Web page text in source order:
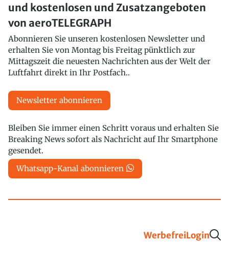
und kostenlosen und Zusatzangeboten
von aeroTELEGRAPH
Abonnieren Sie unseren kostenlosen Newsletter und
erhalten Sie von Montag bis Freitag pünktlich zur
Mittagszeit die neuesten Nachrichten aus der Welt der
Luftfahrt direkt in Ihr Postfach..
Newsletter abonnieren
Bleiben Sie immer einen Schritt voraus und erhalten Sie
Breaking News sofort als Nachricht auf Ihr Smartphone
gesendet.
Whatsapp-Kanal abonnieren
WerbefreiLogin